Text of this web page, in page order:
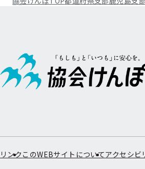
リンク このWEBサイトについてアクセシビ